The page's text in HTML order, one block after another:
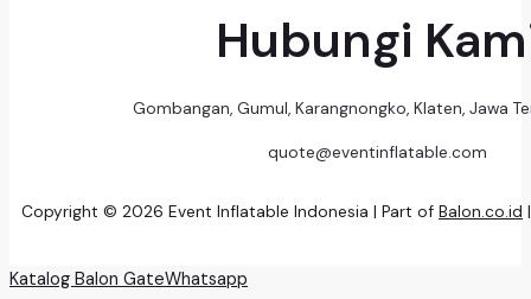
Hubungi
Gombangan, Gumul, Karangnongko, Klaten, Jawa
quote@eventinflatable.com
Copyright © 2026 Event Inflatable Indonesia | Part of Balon.co.id
Katalog Balon GateWhatsapp